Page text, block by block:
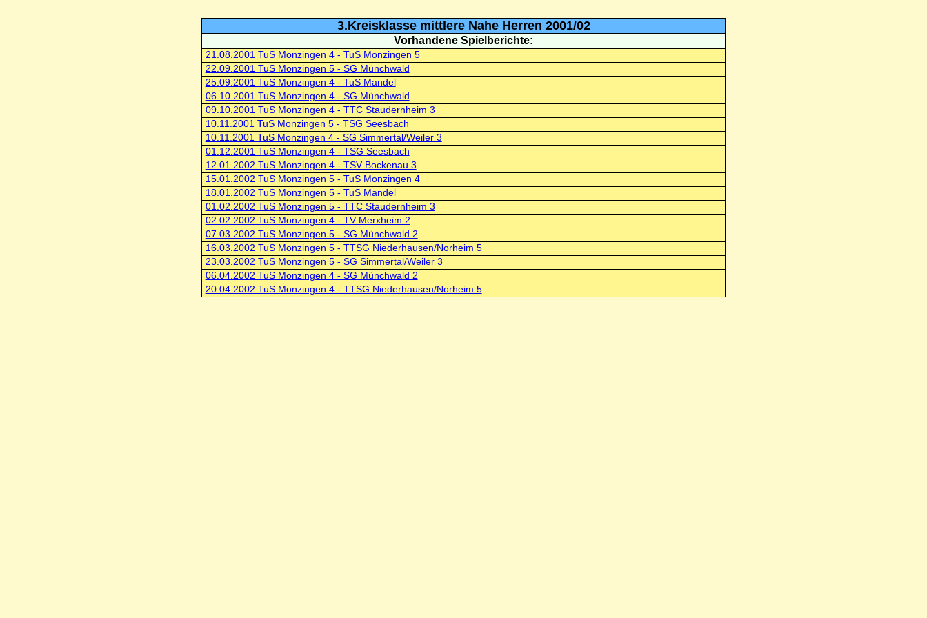
3.Kreisklasse mittlere Nahe Herren 2001/02
Vorhandene Spielberichte:
21.08.2001 TuS Monzingen 4 - TuS Monzingen 5
22.09.2001 TuS Monzingen 5 - SG Münchwald
25.09.2001 TuS Monzingen 4 - TuS Mandel
06.10.2001 TuS Monzingen 4 - SG Münchwald
09.10.2001 TuS Monzingen 4 - TTC Staudernheim 3
10.11.2001 TuS Monzingen 5 - TSG Seesbach
10.11.2001 TuS Monzingen 4 - SG Simmertal/Weiler 3
01.12.2001 TuS Monzingen 4 - TSG Seesbach
12.01.2002 TuS Monzingen 4 - TSV Bockenau 3
15.01.2002 TuS Monzingen 5 - TuS Monzingen 4
18.01.2002 TuS Monzingen 5 - TuS Mandel
01.02.2002 TuS Monzingen 5 - TTC Staudernheim 3
02.02.2002 TuS Monzingen 4 - TV Merxheim 2
07.03.2002 TuS Monzingen 5 - SG Münchwald 2
16.03.2002 TuS Monzingen 5 - TTSG Niederhausen/Norheim 5
23.03.2002 TuS Monzingen 5 - SG Simmertal/Weiler 3
06.04.2002 TuS Monzingen 4 - SG Münchwald 2
20.04.2002 TuS Monzingen 4 - TTSG Niederhausen/Norheim 5